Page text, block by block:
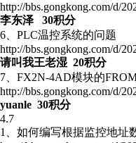
http://bbs.gongkong.com/d/
李东泽 30积分
6、PLC温控系统的问题
http://bbs.gongkong.com/d/
请叫我王老湿 20积分
7、FX2N-4AD模块的
http://bbs.gongkong.com/d/
yuanle 30积分
4.7
1、如何编写根据监控地址